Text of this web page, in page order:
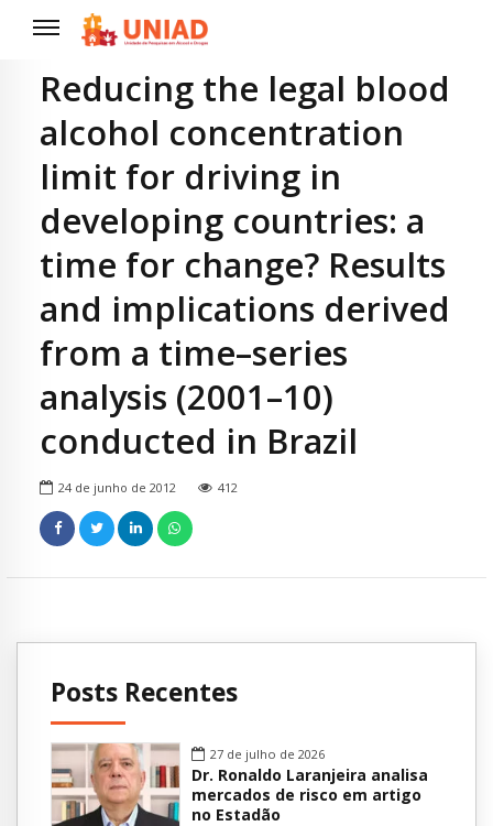
Reducing the legal blood
alcohol concentration
limit for driving in
developing countries: a
time for change? Results
and implications derived
from a time–series
analysis (2001–10)
conducted in Brazil
24 de junho de 2012 412
Posts Recentes
27 de julho de 2026
Dr. Ronaldo Laranjeira analisa
mercados de risco em artigo
no Estadão